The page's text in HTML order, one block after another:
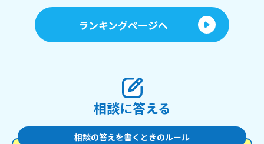
ランキングページへ
相談に答える
相談の答えを書くときのルール